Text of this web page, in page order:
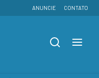
ANUNCIE CONTATO